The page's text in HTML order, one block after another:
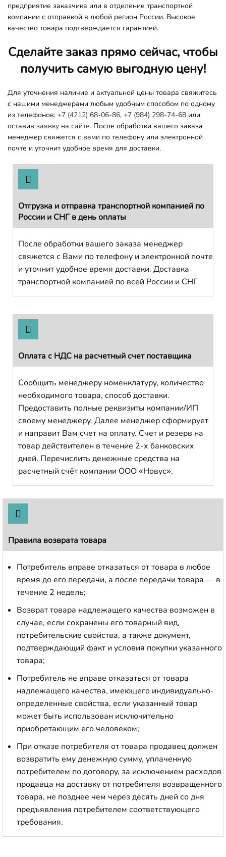
предприятие заказчика или в отделение транспортной
компании с отправкой в любой регион России. Высокое
качество товара подтверждается гарантией.
Сделайте заказ прямо сейчас, чтобы
получить самую выгодную цену!
Для уточнения наличие и актуальной цены товара свяжитесь
с нашими менеджерами любым удобным способом по одному
из телефонов: +7 (4212) 68-06-86, +7 (984) 298-74-68 или
оставив заявку на сайте. После обработки вашего заказа
менеджер свяжется с вами по телефону или электронной
почте и уточнит удобное время для доставки.
Отгрузка и отправка транспортной компанией по
России и СНГ в день оплаты
После обработки вашего заказа менеджер
свяжется с Вами по телефону и электронной почте
и уточнит удобное время доставки. Доставка
транспортной компанией по всей России и СНГ
Оплата с НДС на расчетный счет поставщика
Сообщить менеджеру номенклатуру, количество
необходимого товара, способ доставки.
Предоставить полные реквизиты компании/ИП
своему менеджеру. Далее менеджер сформирует
и направит Вам счет на оплату. Счет и резерв на
товар действителен в течение 2-х банковских
дней. Перечислить денежные средства на
расчетный счёт компании ООО «Новус».
Правила возврата товара
Потребитель вправе отказаться от товара в любое
время до его передачи, а после передачи товара — в
течение 2 недель;
Возврат товара надлежащего качества возможен в
случае, если сохранены его товарный вид,
потребительские свойства, а также документ,
подтверждающий факт и условия покупки указанного
товара;
Потребитель не вправе отказаться от товара
надлежащего качества, имеющего индивидуально-
определенные свойства, если указанный товар
может быть использован исключительно
приобретающим его человеком;
При отказе потребителя от товара продавец должен
возвратить ему денежную сумму, уплаченную
потребителем по договору, за исключением расходов
продавца на доставку от потребителя возвращенного
товара, не позднее чем через десять дней со дня
предъявления потребителем соответствующего
требования.